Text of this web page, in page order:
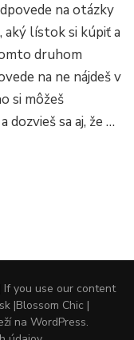
na otázky
aký lístok si kúpiť a
druhom
na ne nájdeš v
si môžeš
dozvieš sa aj, že …
you use our content
|Blossom Chic |
na WordPress.